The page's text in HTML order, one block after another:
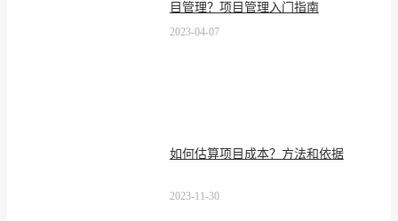
目管理？项目管理入门指南
2023-04-07
如何估算项目成本？方法和依据
2023-11-30